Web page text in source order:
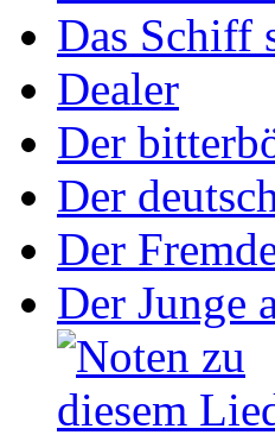
Das Schiff
Dealer
Der
Der
Der
Der Junge